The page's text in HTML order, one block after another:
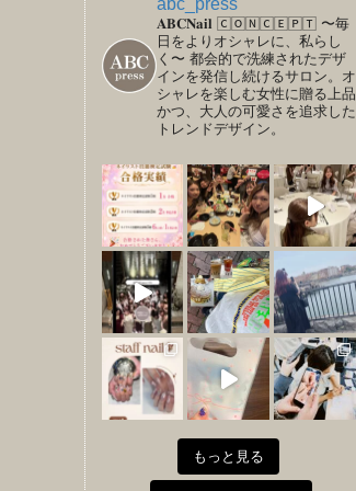
abc_press
𝐀𝐁𝐂𝐍𝐚𝐢𝐥 🄲🄾🄽🄲🄴🄿🅃 〜毎
日をよりオシャレに、私らし
く〜 都会的で洗練されたデザ
インを発信し続けるサロン。オ
シャレを楽しむ女性に贈る上品
かつ、大人の可愛さを追求した
トレンドデザイン。
もっと見る